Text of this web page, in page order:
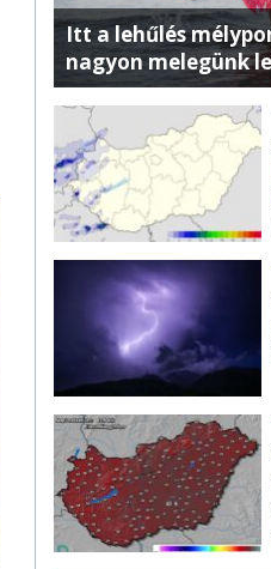
Itt a lehűlés
nagyon melegünk